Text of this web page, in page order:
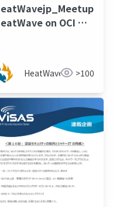
on OCI と
HeatWavejp >100